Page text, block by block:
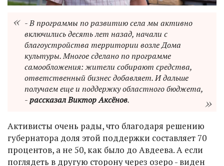
- В программы по развитию села мы активно
включились десять лет назад, начали с
благоустройства территории возле Дома
культуры. Многое сделано по программе
самообложения: жители собирают средства,
ответственный бизнес добавляет. И дальше
получаем еще и поддержку областного бюджета,
-рассказал Виктор Аксёнов.
Активисты очень рады, что благодаря решению
губернатора доля этой поддержки составляет 70
процентов, а не 50, как было до Авдеева. А если
поглядеть в другую сторону через озеро - виден